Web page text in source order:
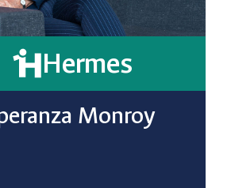
Hermes
Monroy